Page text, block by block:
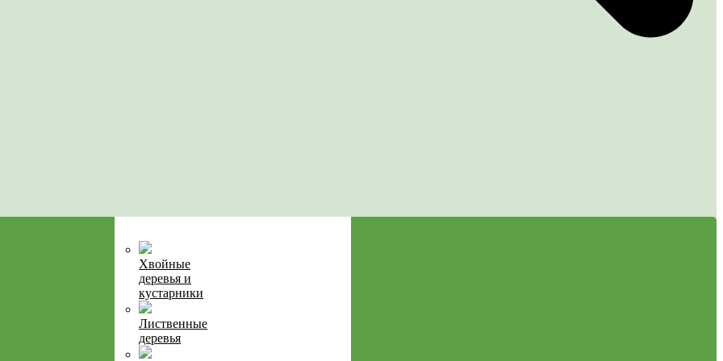
Хвойные
деревья и
кустарники
Лиственные
деревья